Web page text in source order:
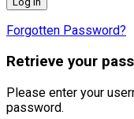
Forgotten Password?
Retrieve your
Please enter your
password.